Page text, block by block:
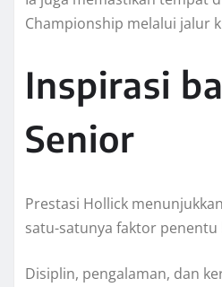
Championship melalui jalur
Inspirasi
Senior
Prestasi Hollick
satu-satunya faktor penentu
Disiplin, pengalaman, dan